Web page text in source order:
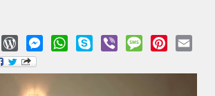
LinkedInWordPressMessengerWhatsApp
Skype Viber MessagePinterest